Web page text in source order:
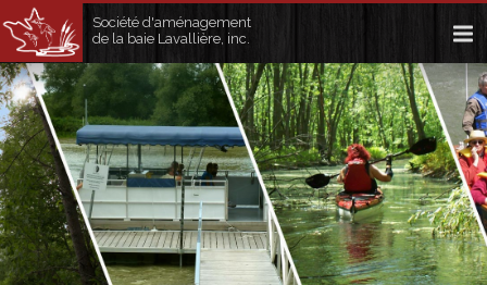
Société d'aménagement
de la baie Lavallière, inc.
À VOS BESOINS
Forfait adapté